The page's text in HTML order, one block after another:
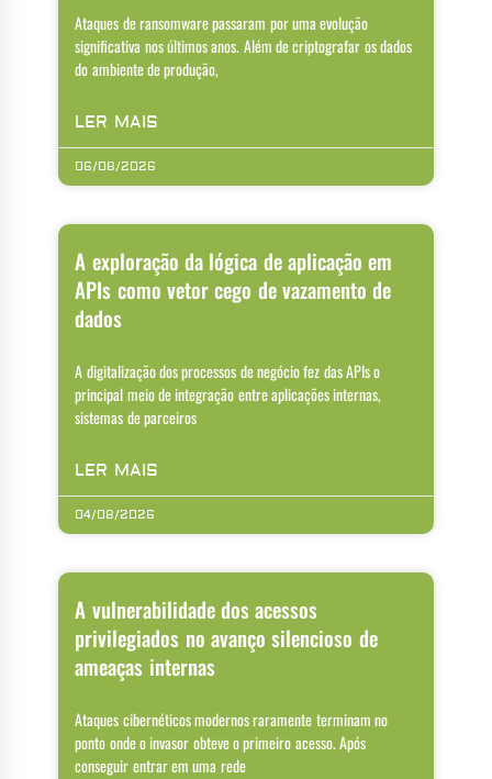
Ataques de ransomware passaram por uma evolução
significativa nos últimos anos. Além de criptografar os dados
do ambiente de produção,
LER MAIS
06/08/2026
A exploração da lógica de aplicação em
APIs como vetor cego de vazamento de
dados
A digitalização dos processos de negócio fez das APIs o
principal meio de integração entre aplicações internas,
sistemas de parceiros
LER MAIS
04/08/2026
A vulnerabilidade dos acessos
privilegiados no avanço silencioso de
ameaças internas
Ataques cibernéticos modernos raramente terminam no
ponto onde o invasor obteve o primeiro acesso. Após
conseguir entrar em uma rede